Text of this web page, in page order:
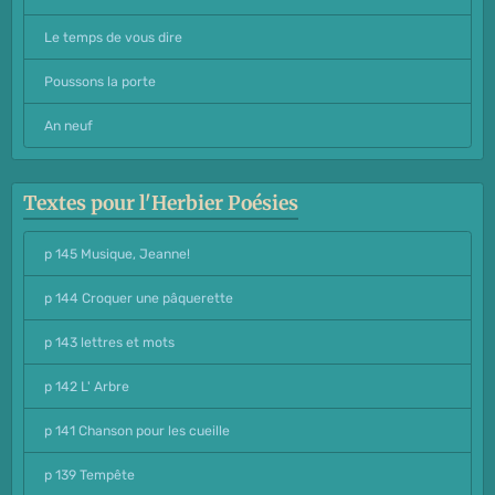
Le temps de vous dire
Poussons la porte
An neuf
Textes pour l'Herbier Poésies
p 145 Musique, Jeanne!
p 144 Croquer une pâquerette
p 143 lettres et mots
p 142 L' Arbre
p 141 Chanson pour les cueille
p 139 Tempête